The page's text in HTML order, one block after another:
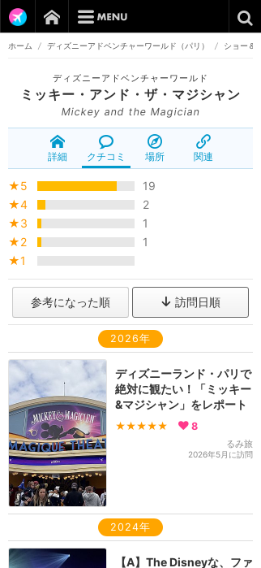
ホーム / ディズニーアドベンチャーワールド（パリ） / ショー＆
ディズニーアドベンチャーワールド
ミッキー・アンド・ザ・マジシャン
Mickey and the Magician
詳細 クチコミ 場所 関連
★5
19
★4
2
★3
1
★2
1
★1
参考になった順 訪問日順
2026年
ディズニーランド・パリで
絶対に観たい！「ミッキー
&マジシャン」をレポート
★★★★★ 8
るみ旅
2026年5月に訪問
2024年
【A】The Disneyな、ファ